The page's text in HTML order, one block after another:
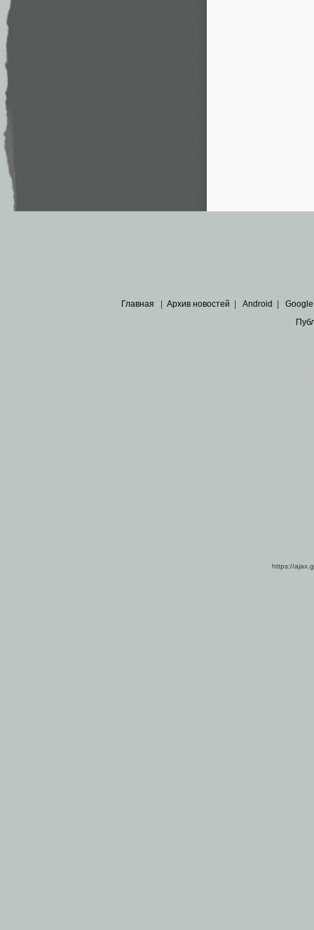
Главная Архив новостей Android Google
https://